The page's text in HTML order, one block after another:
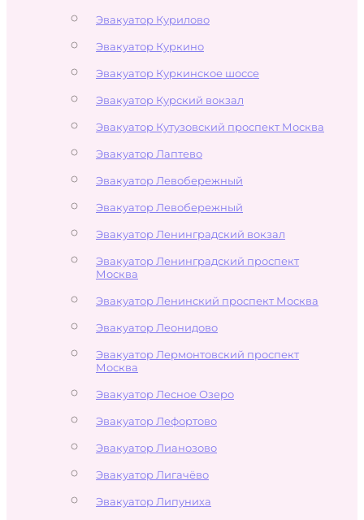
Эвакуатор Курилово
Эвакуатор Куркино
Эвакуатор Куркинское шоссе
Эвакуатор Курский вокзал
Эвакуатор Кутузовский проспект Москва
Эвакуатор Лаптево
Эвакуатор Левобережный
Эвакуатор Левобережный
Эвакуатор Ленинградский вокзал
Эвакуатор Ленинградский проспект
Москва
Эвакуатор Ленинский проспект Москва
Эвакуатор Леонидово
Эвакуатор Лермонтовский проспект
Москва
Эвакуатор Лесное Озеро
Эвакуатор Лефортово
Эвакуатор Лианозово
Эвакуатор Лигачёво
Эвакуатор Липуниха